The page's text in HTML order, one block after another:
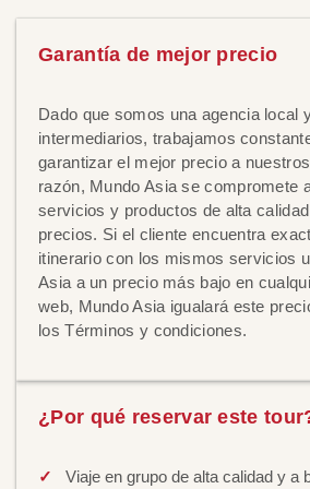
Garantía de mejor precio
Dado que somos una agencia local
intermediarios, trabajamos
garantizar el mejor precio a
razón, Mundo Asia se compromete
servicios y productos de alta
precios. Si el cliente encuentra
itinerario con los mismos servicios
Asia a un precio más bajo en
web, Mundo Asia igualará este
los Términos y condiciones.
¿Por qué reservar este
Viaje en grupo de alta calidad y a